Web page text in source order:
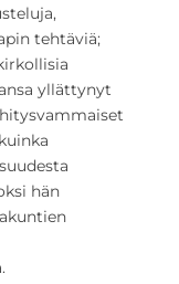
tehtäviä;
yllättynyt
hän